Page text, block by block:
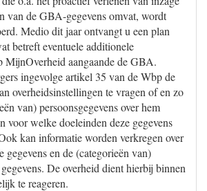
van de GBA-gegevens omvat, wordt
Medio dit jaar ontvangt u een plan
betreft eventuele additionele
MijnOverheid aangaande de GBA.
ingevolge artikel 35 van de Wbp de
overheidsinstellingen te vragen of en zo
van) persoonsgegevens over hem
voor welke doeleinden deze gegevens
kan informatie worden verkregen over
gegevens en de (categorieën van)
De overheid dient hierbij binnen
te reageren.